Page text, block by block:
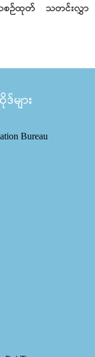
လစဉ်ထုတ် သတင်းလွှာ
များ
Bureau